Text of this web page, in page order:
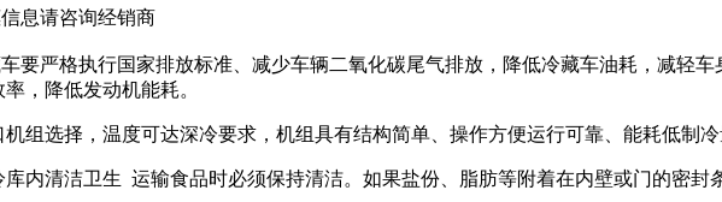
息请咨询经销商
要严格执行国家排放标准、减少车辆二氧化碳尾气排放，降低冷藏车油耗，减轻
，降低发动机能耗。
组选择，温度可达深冷要求，机组具有结构简单、操作方便运行可靠、能耗低制
内清洁卫生 运输食品时必须保持清洁。如果盐份、脂肪等附着在内壁或门的密封